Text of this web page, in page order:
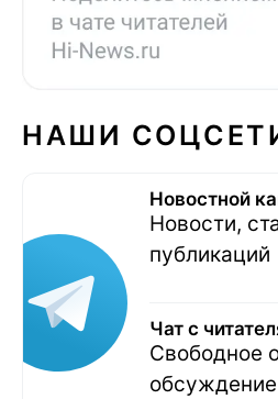
НАШИ
Новостной
Новости,
публикаций
Чат с
Свободное